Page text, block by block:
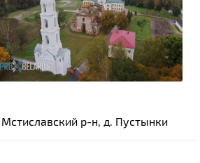
и заказники
р-н, д. Пустынки